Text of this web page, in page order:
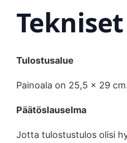
Tulostusalue
Painoala on 25,5 x 29
Päätöslauselma
Jotta tulostustulos olisi